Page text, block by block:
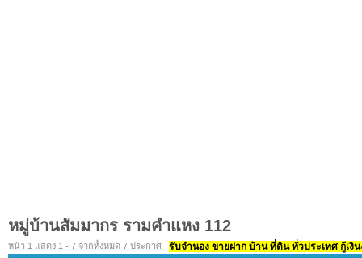
หมู่บ้านสัมมากร รามคำแหง 112
หน้า 1 แสดง 1 - 7 จากทั้งหมด 7 ประกาศ รับจำนอง ขายฝาก บ้าน ที่ดิน ทั่วประเทศ กู้เงิ